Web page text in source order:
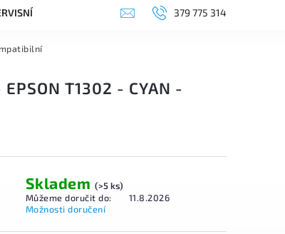
VYSAVAČE 379 775 314
EPSON T1302 - CYAN -
Skladem (>5 ks)
Můžeme doručit do:
11.8.2026
Možnosti doručení